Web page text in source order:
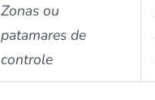
Zonas ou
patamares de
controle